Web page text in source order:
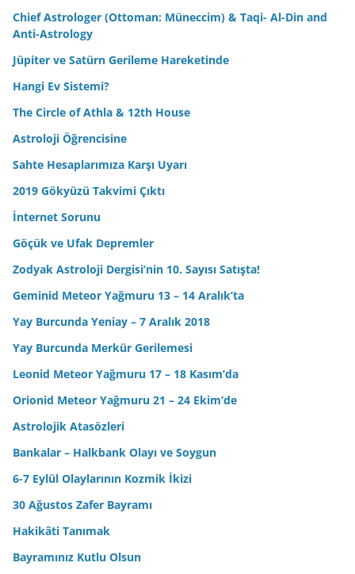
Chief Astrologer (Ottoman: Müneccim) & Taqi- Al-Din and
Anti-Astrology
Jüpiter ve Satürn Gerileme Hareketinde
Hangi Ev Sistemi?
The Circle of Athla & 12th House
Astroloji Öğrencisine
Sahte Hesaplarımıza Karşı Uyarı
2019 Gökyüzü Takvimi Çıktı
İnternet Sorunu
Göçük ve Ufak Depremler
Zodyak Astroloji Dergisi’nin 10. Sayısı Satışta!
Geminid Meteor Yağmuru 13 – 14 Aralık’ta
Yay Burcunda Yeniay – 7 Aralık 2018
Yay Burcunda Merkür Gerilemesi
Leonid Meteor Yağmuru 17 – 18 Kasım’da
Orionid Meteor Yağmuru 21 – 24 Ekim’de
Astrolojik Atasözleri
Bankalar – Halkbank Olayı ve Soygun
6-7 Eylül Olaylarının Kozmik İkizi
30 Ağustos Zafer Bayramı
Hakikâti Tanımak
Bayramınız Kutlu Olsun